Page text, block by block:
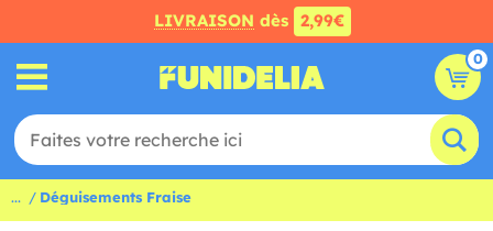
LIVRAISON dès 2,99€
0
... Déguisements Fraise